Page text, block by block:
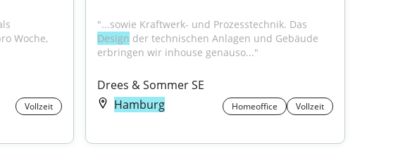
Woche,
Vollzeit
Design der technischen Anlagen und Gebäude
erbringen wir inhouse genauso..."
Drees & Sommer SE
Hamburg
Homeoffice Vollzeit